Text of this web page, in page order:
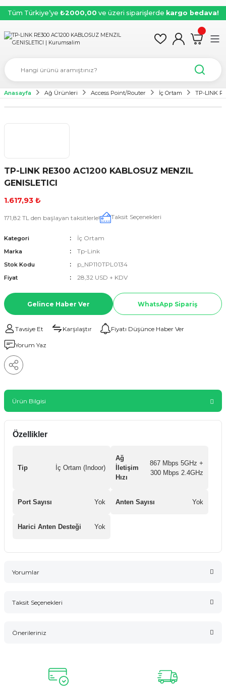
Tüm Türkiye’ye ₺2000,00 ve üzeri siparişlerde kargo bedava!
Anasayfa Ağ Ürünleri Access Point/Router İç Ortam TP-LINK
TP-LINK RE300 AC1200 KABLOSUZ MENZIL
GENISLETICI
1.617,93 ₺
171,82 TL den başlayan taksitlerle! Taksit Seçenekleri
Kategori İç Ortam
Marka Tp-Link
Stok Kodu p_NP110TPL0134
Fiyat 28,32 USD + KDV
Gelince Haber Ver WhatsApp Sipariş
Tavsiye Et Karşılaştır Fiyatı Düşünce Haber Ver
Yorum Yaz
Ürün Bilgisi
Özellikler
Tip İç Ortam (Indoor)
Ağ
İletişim
Hızı
867 Mbps 5GHz +
300 Mbps 2.4GHz
Port Sayısı Yok Anten Sayısı Yok
Harici Anten Desteği Yok
Yorumlar
Taksit Seçenekleri
Önerileriniz
konularda yetersiz gördüğünüz noktaları öneri formunu
kullanarak tarafımıza iletebilirsiniz.